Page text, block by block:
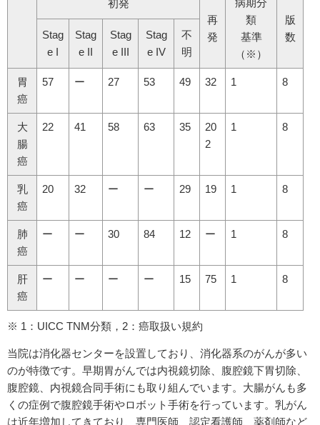
初発
再
発
病期分
類
基準
（※）
版
数
Stag
e I
Stag
e II
Stag
e III
Stag
e IV
不
明
胃
癌
57 ー 27 53 49 32 1 8
大
腸
癌
22 41 58 63 35
20
2
1 8
乳
癌
20 32 ー ー 29 19 1 8
肺
癌
ー ー 30 84 12 ー 1 8
肝
癌
ー ー ー ー 15 75 1 8
※ 1：UICC TNM分類，2：癌取扱い規約
当院は消化器センターを設置しており、消化器系のがんが多い
のが特徴です。早期胃がんでは内視鏡切除、腹腔鏡下胃切除、
腹腔鏡、内視鏡合同手術にも取り組んでいます。大腸がんも多
くの症例で腹腔鏡手術やロボット手術を行っています。乳がん
は近年増加してきており、専門医師、認定看護師、薬剤師など